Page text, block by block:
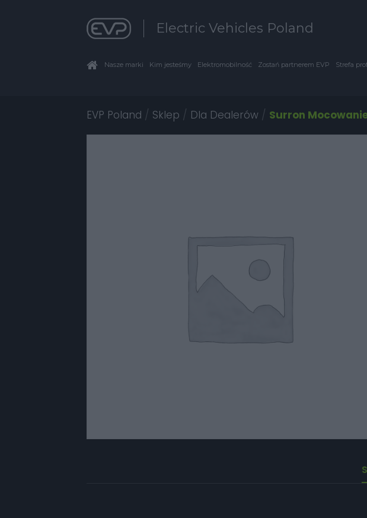
Electric Vehicles Poland
Nasze marki Kim jesteśmy Elektromobilność Zostań partnerem EVP Strefa
EVP Poland / Sklep / Dla Dealerów / Surron